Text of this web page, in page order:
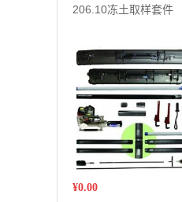
206.10冻土取样套件
¥0.00